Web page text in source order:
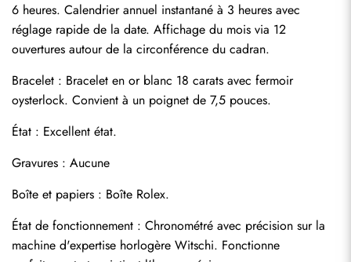
6 heures. Calendrier annuel instantané à 3 heures avec
réglage rapide de la date. Affichage du mois via 12
ouvertures autour de la circonférence du cadran.
Bracelet : Bracelet en or blanc 18 carats avec fermoir
oysterlock. Convient à un poignet de 7,5 pouces.
État : Excellent état.
Gravures : Aucune
Boîte et papiers : Boîte Rolex.
État de fonctionnement : Chronométré avec précision sur la
machine d'expertise horlogère Witschi. Fonctionne
Envoyer